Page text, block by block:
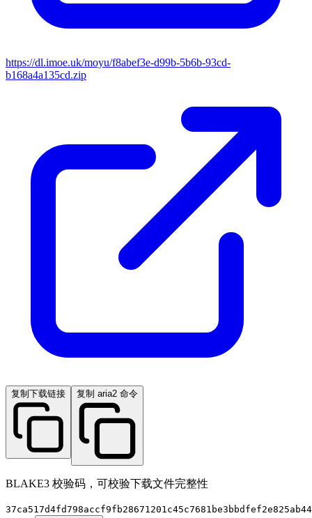
https://dl.imoe.uk/moyu/f8abef3e-d99b-5b6b-93cd-
b168a4a135cd.zip
复制下载链接 复制 aria2 命令
BLAKE3 校验码，可校验下载文件完整性